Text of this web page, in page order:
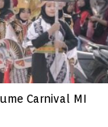
Carnival MI